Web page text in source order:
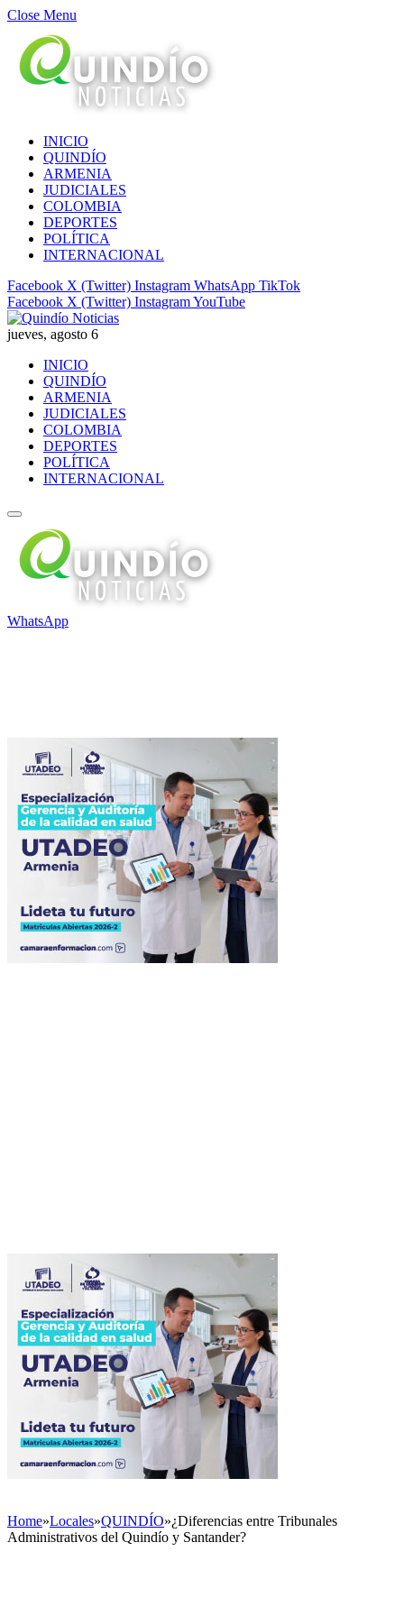
Close Menu
INICIO
QUINDÍO
ARMENIA
JUDICIALES
COLOMBIA
DEPORTES
POLÍTICA
INTERNACIONAL
Facebook X (Twitter) Instagram WhatsApp TikTok
Facebook X (Twitter) InstagramYouTube
jueves, agosto 6
INICIO
QUINDÍO
ARMENIA
JUDICIALES
COLOMBIA
DEPORTES
POLÍTICA
INTERNACIONAL
WhatsApp
Home»Locales»QUINDÍO»¿Diferencias entre Tribunales
Administrativos del Quindío y Santander?